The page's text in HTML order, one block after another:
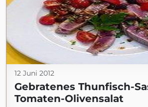
12 Juni 2012
Gebratenes Thunfisch-
Tomaten-Olivensalat